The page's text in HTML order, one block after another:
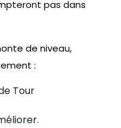
pas dans
de niveau,
:
Tour